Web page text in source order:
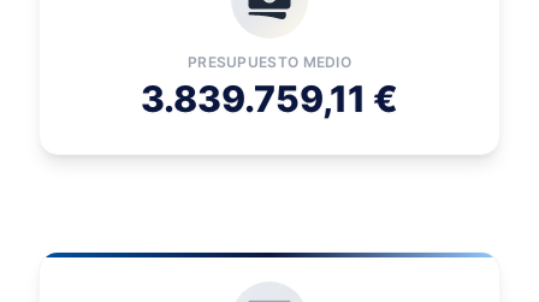
PRESUPUESTO MEDIO
3.839.759,11 €